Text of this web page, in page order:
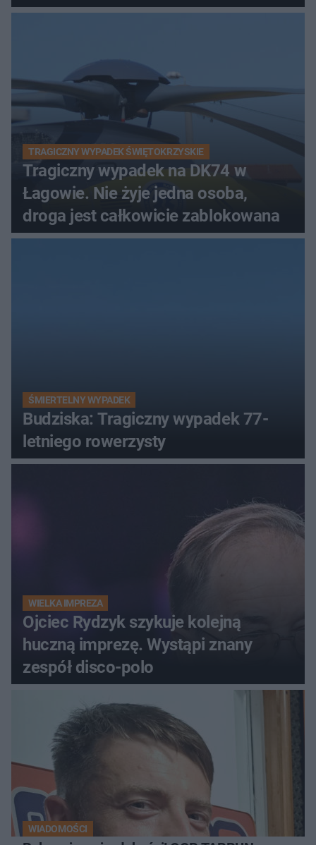
TRAGICZNY WYPADEK ŚWIĘTOKRZYSKIE
Tragiczny wypadek na DK74 w
Łagowie. Nie żyje jedna osoba,
droga jest całkowicie zablokowana
ŚMIERTELNY WYPADEK
Budziska: Tragiczny wypadek 77-
letniego rowerzysty
WIELKA IMPREZA
Ojciec Rydzyk szykuje kolejną
huczną imprezę. Wystąpi znany
zespół disco-polo
WIADOMOŚCI